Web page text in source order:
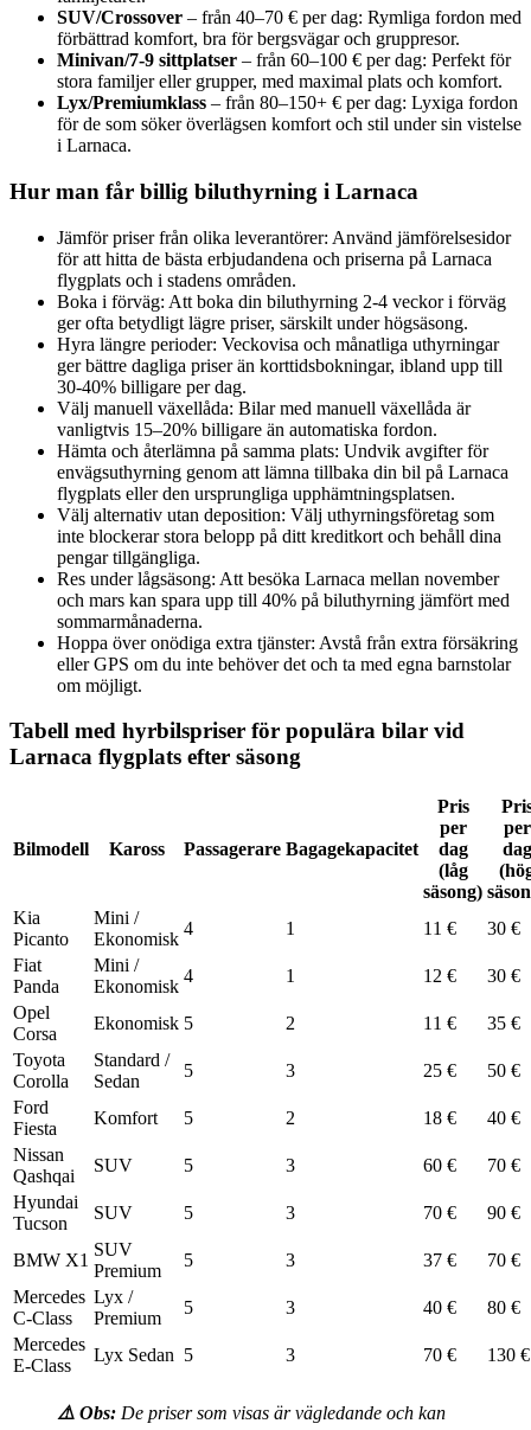
SUV/Crossover – från 40–70 € per dag: Rymliga fordon med
förbättrad komfort, bra för bergsvägar och gruppresor.
Minivan/7-9 sittplatser – från 60–100 € per dag: Perfekt för
stora familjer eller grupper, med maximal plats och komfort.
Lyx/Premiumklass – från 80–150+ € per dag: Lyxiga fordon
för de som söker överlägsen komfort och stil under sin vistelse
i Larnaca.
Hur man får billig biluthyrning i Larnaca
Jämför priser från olika leverantörer: Använd jämförelsesidor
för att hitta de bästa erbjudandena och priserna på Larnaca
flygplats och i stadens områden.
Boka i förväg: Att boka din biluthyrning 2-4 veckor i förväg
ger ofta betydligt lägre priser, särskilt under högsäsong.
Hyra längre perioder: Veckovisa och månatliga uthyrningar
ger bättre dagliga priser än korttidsbokningar, ibland upp till
30-40% billigare per dag.
Välj manuell växellåda: Bilar med manuell växellåda är
vanligtvis 15–20% billigare än automatiska fordon.
Hämta och återlämna på samma plats: Undvik avgifter för
envägsuthyrning genom att lämna tillbaka din bil på Larnaca
flygplats eller den ursprungliga upphämtningsplatsen.
Välj alternativ utan deposition: Välj uthyrningsföretag som
inte blockerar stora belopp på ditt kreditkort och behåll dina
pengar tillgängliga.
Res under lågsäsong: Att besöka Larnaca mellan november
och mars kan spara upp till 40% på biluthyrning jämfört med
sommarmånaderna.
Hoppa över onödiga extra tjänster: Avstå från extra försäkring
eller GPS om du inte behöver det och ta med egna barnstolar
om möjligt.
Tabell med hyrbilspriser för populära bilar vid
Larnaca flygplats efter säsong
Bilmodell Kaross Passagerare Bagagekapacitet
Pris
per
dag
(låg
säsong)
per
dag
Kia
Picanto
Mini /
Ekonomisk
4 1 11 €
30 €
Fiat
Panda
Mini /
Ekonomisk
4 1 12 €
30 €
Opel
Corsa
Ekonomisk 5 2 11 €
35 €
Toyota
Corolla
Standard /
Sedan
5 3 25 €
50 €
Ford
Fiesta
Komfort 5 2 18 €
40 €
Nissan
Qashqai
SUV 5 3 60 €
70 €
Hyundai
Tucson
SUV 5 3 70 € 90 €
BMW X1
SUV
Premium
5 3 37 €
70 €
Mercedes
C-Class
Lyx /
Premium
5 3 40 €
80 €
Mercedes
E-Class
Lyx Sedan 5 3 70 € 130 €
⚠️ Obs: De priser som visas är vägledande och kan